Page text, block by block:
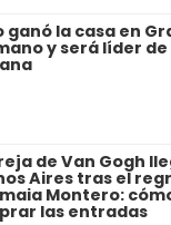
ganó la casa en
y será líder de
de Van Gogh
Aires tras el
Montero:
las entradas